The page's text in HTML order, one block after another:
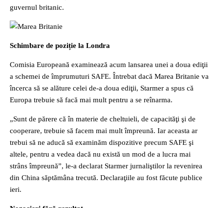
guvernul britanic.
Schimbare de poziție la Londra
Comisia Europeană examinează acum lansarea unei a doua ediţii
a schemei de împrumuturi SAFE. Întrebat dacă Marea Britanie va
încerca să se alăture celei de-a doua ediţii, Starmer a spus că
Europa trebuie să facă mai mult pentru a se reînarma.
„Sunt de părere că în materie de cheltuieli, de capacităţi şi de
cooperare, trebuie să facem mai mult împreună. Iar aceasta ar
trebui să ne aducă să examinăm dispozitive precum SAFE şi
altele, pentru a vedea dacă nu există un mod de a lucra mai
strâns împreună”, le-a declarat Starmer jurnaliştilor la revenirea
din China săptămâna trecută. Declaraţiile au fost făcute publice
ieri.